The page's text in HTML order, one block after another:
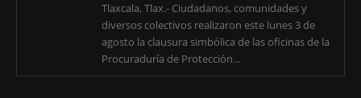
Tlaxcala, Tlax.- Ciudadanos, comunidades y
diversos colectivos realizaron este lunes 3 de
agosto la clausura simbólica de las oficinas de la
Procuraduría de Protección...